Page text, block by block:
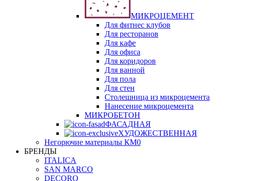
МИКРОЦЕМЕНТ
Для фитнес клубов
Для ресторанов
Для кафе
Для офиса
Для коридоров
Для ванной
Для пола
Для стен
Столешница из микроцемента
Нанесение микроцемента
МИКРОБЕТОН
ФАСАДНАЯ
ХУДОЖЕСТВЕННАЯ
Негорючие материалы КМ0
БРЕНДЫ
ITALICA
SAN MARCO
DECORO